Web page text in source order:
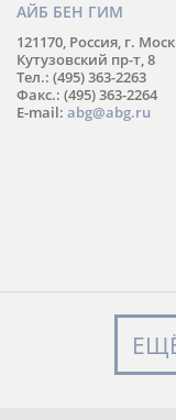
АЙБ БЕН ГИМ
121170, Россия, г.
Кутузовский пр-т, 8
Тел.: (495) 363-2263
Факс.: (495) 363-2264
E-mail: abg@abg.ru